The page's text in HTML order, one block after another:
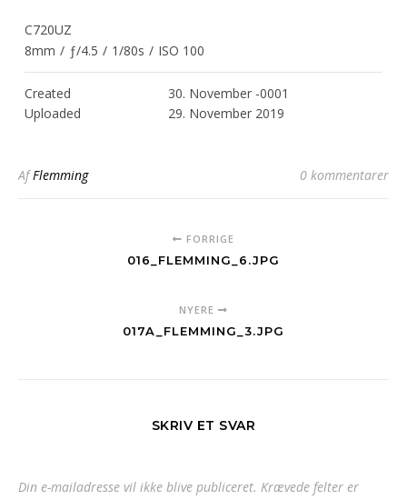
C720UZ
8mm / ƒ/4.5 / 1/80s / ISO 100
Created
30. November -0001
Uploaded
29. November 2019
AfFlemming 0 kommentarer
FORRIGE
016_FLEMMING_6.JPG
NYERE
017A_FLEMMING_3.JPG
SKRIV ET SVAR
Din e-mailadresse vil ikke blive publiceret. Krævede felter er